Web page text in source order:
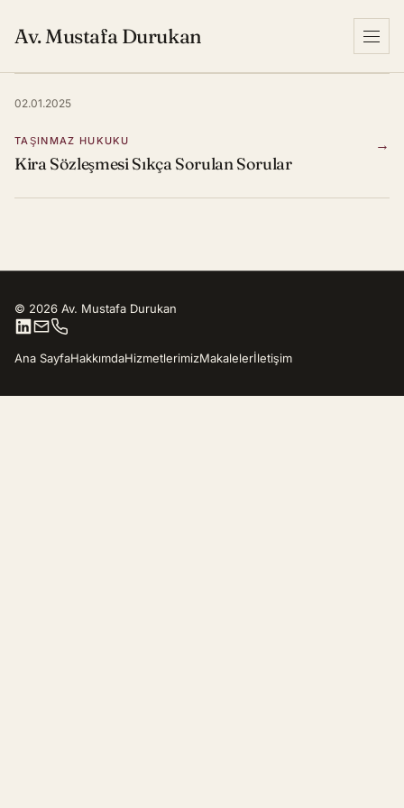
Av. Mustafa Durukan
02.01.2025
TAŞINMAZ HUKUKU
Kira Sözleşmesi Sıkça Sorulan Sorular
→
© 2026 Av. Mustafa Durukan
Ana SayfaHakkımdaHizmetlerimizMakalelerİletişim